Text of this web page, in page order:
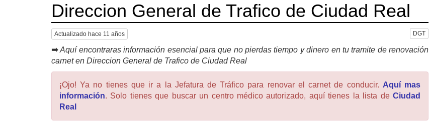
Direccion General de Trafico de Ciudad Real
Actualizado hace 11 años DGT
➡ Aquí encontraras información esencial para que no pierdas tiempo y dinero en tu tramite de renovación
carnet en Direccion General de Trafico de Ciudad Real
¡Ojo! Ya no tienes que ir a la Jefatura de Tráfico para renovar el carnet de conducir. Aquí mas
información. Solo tienes que buscar un centro médico autorizado, aquí tienes la lista de Ciudad
Real